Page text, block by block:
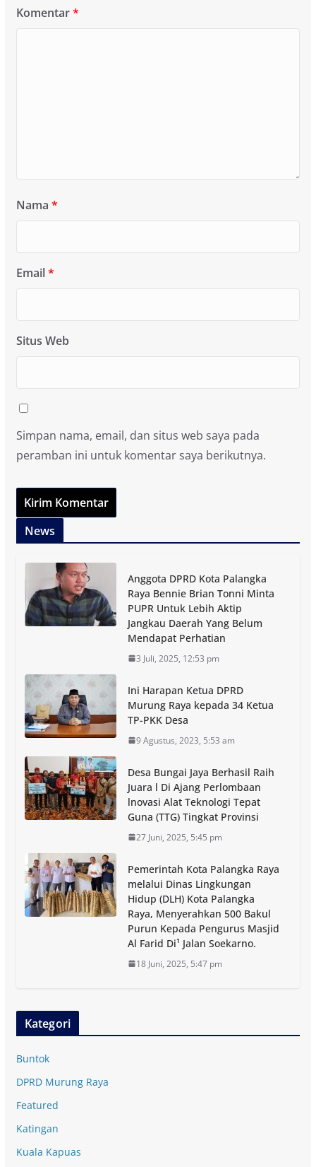
Komentar*
Nama *
Email*
Situs Web
Simpan nama, email, dan situs web saya pada
peramban ini untuk komentar saya berikutnya.
News
Anggota DPRD Kota Palangka
Raya Bennie Brian Tonni Minta
PUPR Untuk Lebih Aktip
Jangkau Daerah Yang Belum
Mendapat Perhatian
3 Juli, 2025, 12:53 pm
Ini Harapan Ketua DPRD
Murung Raya kepada 34 Ketua
TP-PKK Desa
9 Agustus, 2023, 5:53 am
Desa Bungai Jaya Berhasil Raih
Juara l Di Ajang Perlombaan
lnovasi Alat Teknologi Tepat
Guna (TTG) Tingkat Provinsi
27 Juni, 2025, 5:45 pm
Pemerintah Kota Palangka Raya
melalui Dinas Lingkungan
Hidup (DLH) Kota Palangka
Raya, Menyerahkan 500 Bakul
Purun Kepada Pengurus Masjid
Al Farid Di¹ Jalan Soekarno.
18 Juni, 2025, 5:47 pm
Kategori
Buntok
DPRD Murung Raya
Featured
Katingan
Kuala Kapuas